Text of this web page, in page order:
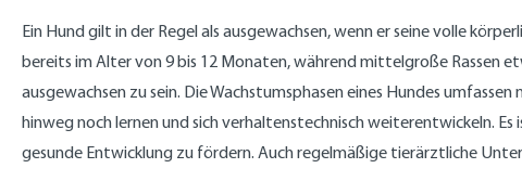
Ein Hund gilt in der Regel als ausgewachsen, wenn er seine volle
bereits im Alter von 9 bis 12 Monaten, während mittelgroße Rassen
ausgewachsen zu sein. Die Wachstumsphasen eines Hundes
hinweg noch lernen und sich verhaltenstechnisch weiterentwickeln.
gesunde Entwicklung zu fördern. Auch regelmäßige tierärztliche